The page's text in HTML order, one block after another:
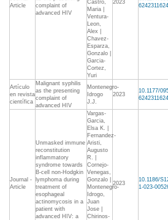
Article
complaint of
advanced HIV
Castro,
Maria |
Ventura-
Leon,
Alex |
Chavez-
Esparza,
Gonzalo |
Garcia-
Cortez,
Yuri
2023
Artículo
en revista
científica
Malignant syphilis
as the presenting
complaint of
advanced HIV
Montenegro-
Idrogo
J.J.
2023
10.1177/
Journal -
Article
Unmasked immune
reconstitution
inflammatory
syndrome towards
B-cell non-Hodgkin
lymphoma during
treatment of
esophageal
actinomycosis in a
patient with
advanced HIV: a
Vargas-
Garcia,
Elsa K. |
Fernandez-
Aristi,
Augusto
R. |
Cornejo-
Venegas,
Gonzalo |
Montenegro-
Idrogo,
Juan
Jose |
Chirinos-
2023
10.1186/
1-023-